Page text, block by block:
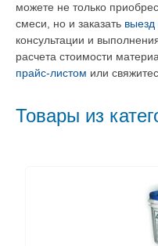
можете не только
смеси, но и заказать выезд
консультации и
расчета стоимости
прайс-листом или
Товары из